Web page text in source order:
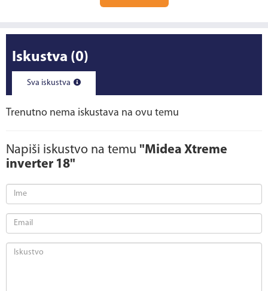
Iskustva (0)
Sva iskustva
Trenutno nema iskustava na ovu temu
Napiši iskustvo na temu "Midea Xtreme
inverter 18"